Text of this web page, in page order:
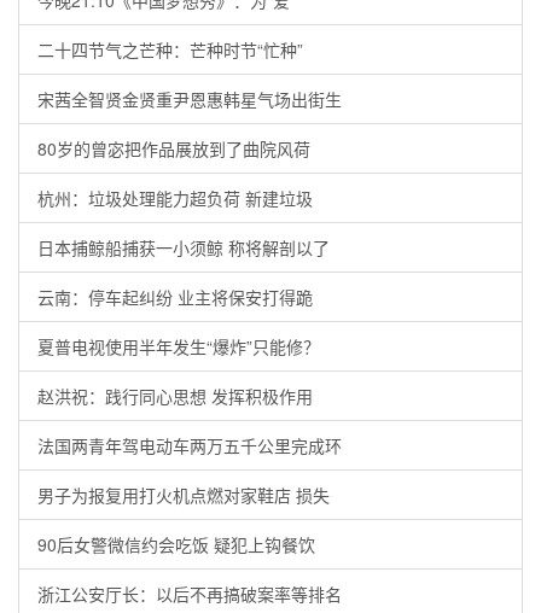
二十四节气之芒种：芒种时节“忙种”
宋茜全智贤金贤重尹恩惠韩星气场出街生
80岁的曾宓把作品展放到了曲院风荷
杭州：垃圾处理能力超负荷 新建垃圾
日本捕鲸船捕获一小须鲸 称将解剖以了
云南：停车起纠纷 业主将保安打得跪
夏普电视使用半年发生“爆炸”只能修？
赵洪祝：践行同心思想 发挥积极作用
法国两青年驾电动车两万五千公里完成环
男子为报复用打火机点燃对家鞋店 损失
90后女警微信约会吃饭 疑犯上钩餐饮
浙江公安厅长：以后不再搞破案率等排名